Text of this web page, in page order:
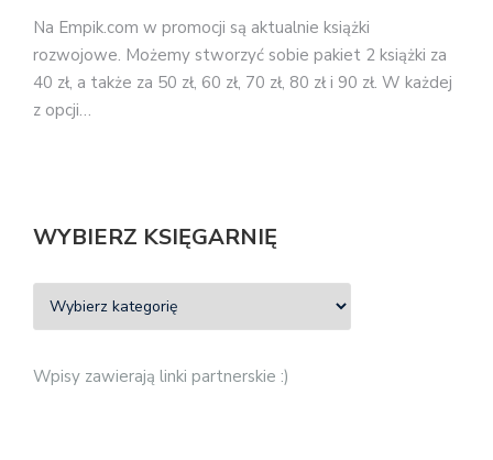
Na Empik.com w promocji są aktualnie książki
rozwojowe. Możemy stworzyć sobie pakiet 2 książki za
40 zł, a także za 50 zł, 60 zł, 70 zł, 80 zł i 90 zł. W każdej
z opcji…
WYBIERZ KSIĘGARNIĘ
Wpisy zawierają linki partnerskie :)